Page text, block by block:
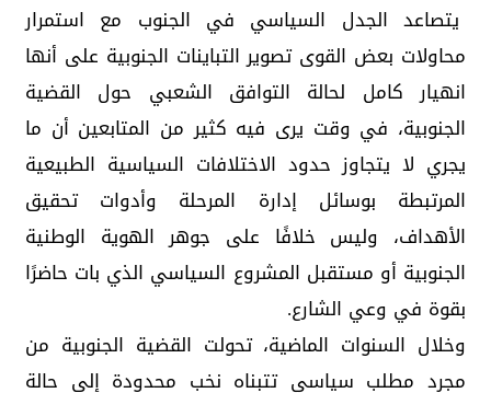
يتصاعد الجدل السياسي في الجنوب مع استمرار
محاولات بعض القوى تصوير التباينات الجنوبية على أنها
انهيار كامل لحالة التوافق الشعبي حول القضية
الجنوبية، في وقت يرى فيه كثير من المتابعين أن ما
يجري لا يتجاوز حدود الاختلافات السياسية الطبيعية
المرتبطة بوسائل إدارة المرحلة وأدوات تحقيق
الأهداف، وليس خلافًا على جوهر الهوية الوطنية
الجنوبية أو مستقبل المشروع السياسي الذي بات حاضرًا
بقوة في وعي الشارع.
وخلال السنوات الماضية، تحولت القضية الجنوبية من
مجرد مطلب سياسي تتبناه نخب محدودة إلى حالة